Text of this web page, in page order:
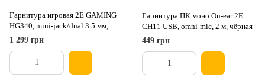
Гарнитура игровая 2E GAMING
HG340, mini-jack/dual 3.5 мм,
RGB, 2 м, чёрная
1 299 грн
Гарнитура ПК моно On-ear 2E
CH11 USB, omni-mic, 2 м, чёрная
449 грн